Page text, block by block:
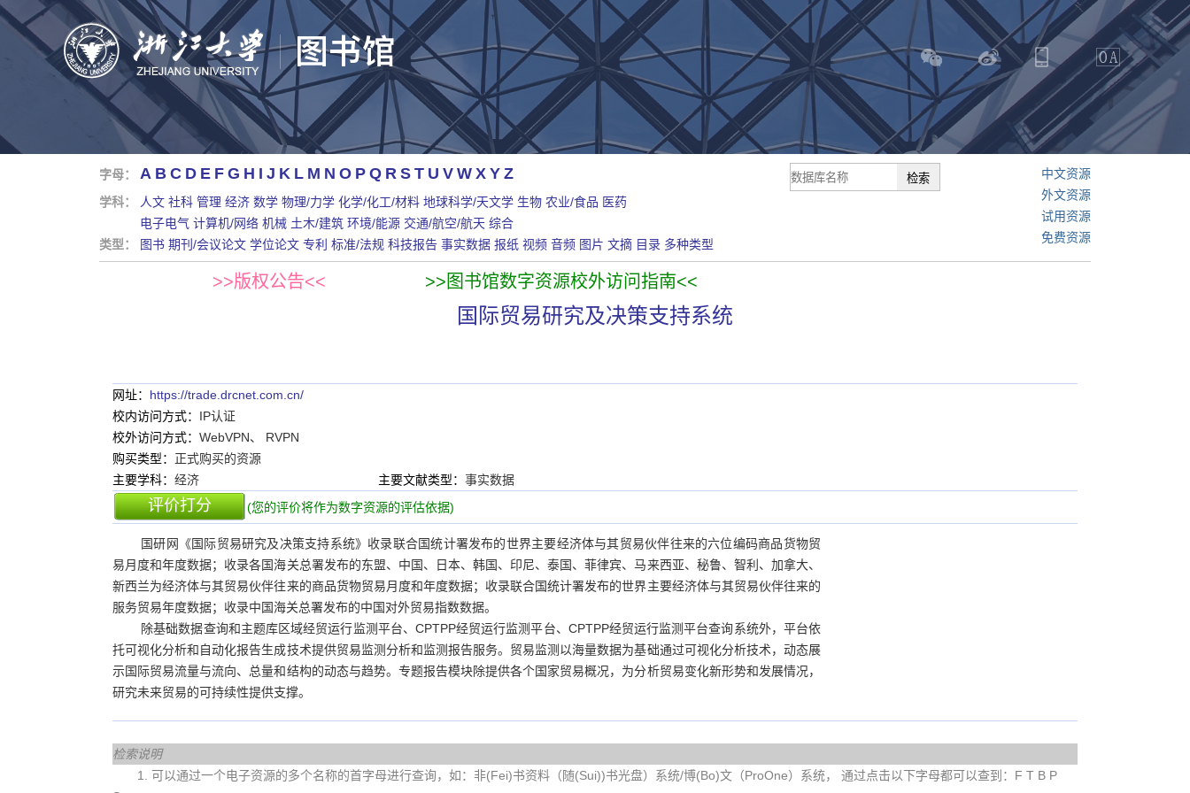
字母： A B C D E F G H I J K L M N O P Q R S T U V W X Y Z
学科： 人文 社科 管理 经济 数学 物理/力学 化学/化工/材料 地球科学/天文学 生物 农业/食品 医药
电子电气 计算机/网络 机械 土木/建筑 环境/能源 交通/航空/航天 综合
类型：
图书 期刊/会议论文 学位论文 专利 标准/法规 科技报告 事实数据 报纸 视频 音频 图片 文摘 目录 多种类型
中文资源
外文资源
试用资源
免费资源
>>版权公告<< >>图书馆数字资源校外访问指南<<
国际贸易研究及决策支持系统
网址： https://trade.drcnet.com.cn/
校内访问方式： IP认证
校外访问方式： WebVPN、 RVPN
购买类型： 正式购买的资源
主要学科： 经济 主要文献类型： 事实数据
评价打分 (您的评价将作为数字资源的评估依据)
国研网《国际贸易研究及决策支持系统》收录联合国统计署发布的世界主要经济体与其贸易伙伴往来的六位编码商品货物贸
易月度和年度数据；收录各国海关总署发布的东盟、中国、日本、韩国、印尼、泰国、菲律宾、马来西亚、秘鲁、智利、加拿大、
新西兰为经济体与其贸易伙伴往来的商品货物贸易月度和年度数据；收录联合国统计署发布的世界主要经济体与其贸易伙伴往来的
服务贸易年度数据；收录中国海关总署发布的中国对外贸易指数数据。
除基础数据查询和主题库区域经贸运行监测平台、CPTPP经贸运行监测平台、CPTPP经贸运行监测平台查询系统外，平台依
托可视化分析和自动化报告生成技术提供贸易监测分析和监测报告服务。贸易监测以海量数据为基础通过可视化分析技术，动态展
示国际贸易流量与流向、总量和结构的动态与趋势。专题报告模块除提供各个国家贸易概况，为分析贸易变化新形势和发展情况，
研究未来贸易的可持续性提供支撑。
检索说明
1. 可以通过一个电子资源的多个名称的首字母进行查询，如：非(Fei)书资料（随(Sui))书光盘）系统/博(Bo)文（ProOne）系统， 通过点击以下字母都可以查到：F T B P